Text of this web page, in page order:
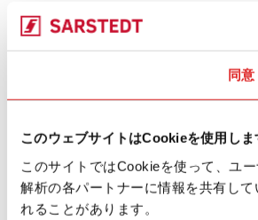
同意
このウェブサイトはCookieを使用しま
このサイトではCookieを使って、ユ
解析の各パートナーに情報を共有し
れることがあります。